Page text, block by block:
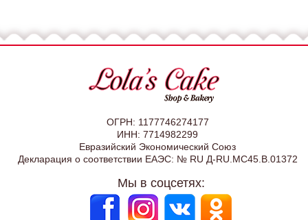
ОГРН: 1177746274177
ИНН: 7714982299
Евразийский Экономический Союз
Декларация о соответствии ЕАЭС: № RU Д-RU.МС45.В.01372
Мы в соцсетях: